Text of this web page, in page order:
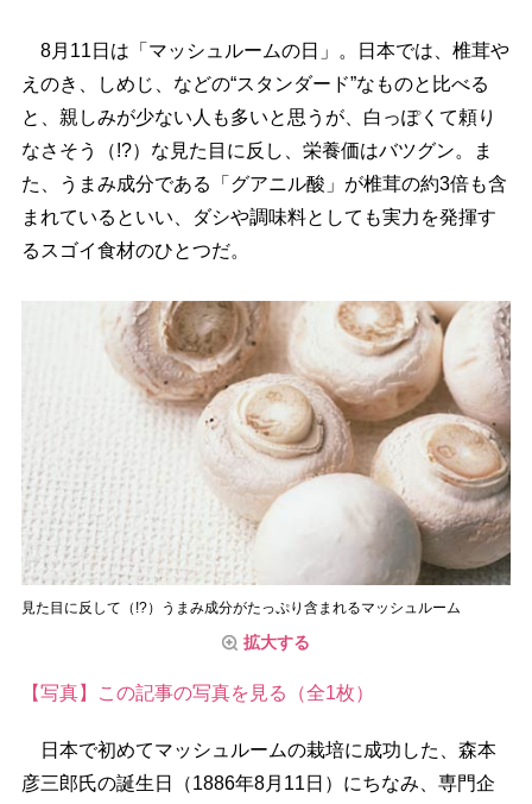
8月11日は「マッシュルームの日」。日本では、椎茸
えのき、しめじ、などの“スタンダード”なものと比べる
と、親しみが少ない人も多いと思うが、白っぽくて頼り
なさそう（!?）な見た目に反し、栄養価はバツグン。ま
た、うまみ成分である「グアニル酸」が椎茸の約3倍も含
まれているといい、ダシや調味料としても実力を発揮す
るスゴイ食材のひとつだ。
見た目に反して（!?）うまみ成分がたっぷり含まれるマッシュルーム
拡大する
【写真】この記事の写真を見る（全1枚）
日本で初めてマッシュルームの栽培に成功した、森本
彦三郎氏の誕生日（1886年8月11日）にちなみ、専門企